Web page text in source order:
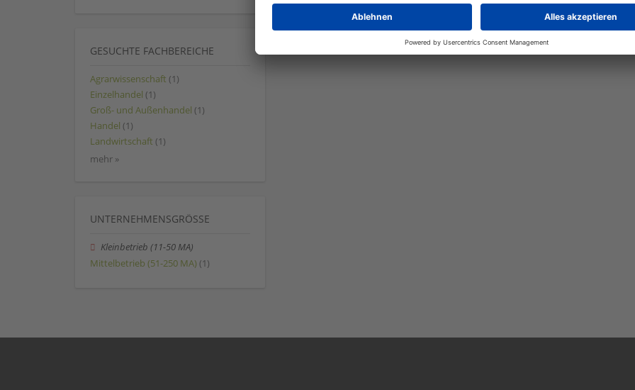
GESUCHTE FACHBEREICHE
Agrarwissenschaft (1)
Einzelhandel (1)
Groß- und Außenhandel (1)
Handel (1)
Landwirtschaft (1)
mehr »
UNTERNEHMENSGRÖSSE
Kleinbetrieb (11-50 MA)
Mittelbetrieb (51-250 MA) (1)